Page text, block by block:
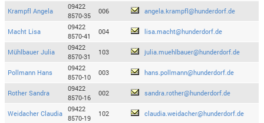
Krampfl Angela
09422
8570-35
006 angela.krampfl@hunderdorf.de
Macht Lisa
09422
8570-41
004 lisa.macht@hunderdorf.de
Mühlbauer Julia
09422
8570-31
103 julia.muehlbauer@hunderdorf.de
Pollmann Hans
09422
8570-10
003 hans.pollmann@hunderdorf.de
Rother Sandra
09422
8570-16
002 sandra.rother@hunderdorf.de
Weidacher Claudia
09422
8570-19
102 claudia.weidacher@hunderdorf.de